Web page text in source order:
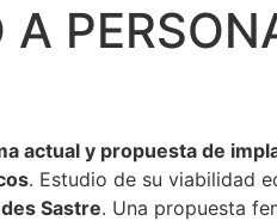
actual y propuesta de
. Estudio de su viabilidad
Sastre. Una propuesta